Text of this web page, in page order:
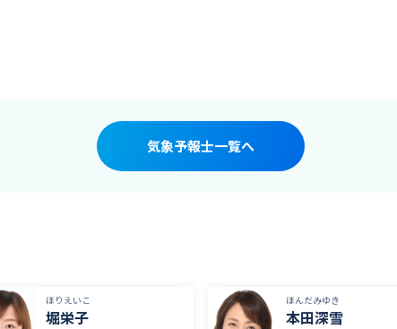
気象予報士一覧へ
ほりえいこ
堀栄子
ほんだみゆき
本田深雪